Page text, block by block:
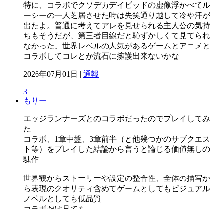
特に、コラボでクソデカデイビッドの虚像浮かべてル
ーシーの一人芝居させた時は失笑通り越して冷や汗が
出たよ。普通に考えてアレを見せられる主人公の気持
ちもそうだが、第三者目線だと恥ずかしくて見てられ
なかった。世界レベルの人気があるゲームとアニメと
コラボしてコレとか流石に擁護出来ないかな
2026年07月01日 | 通報
3
もりー
エッジランナーズとのコラボだったのでプレイしてみ
た
コラボ、1章中盤、3章前半（と他幾つかのサブクエス
ト等）をプレイした結論から言うと論じる価値無しの
駄作
世界観からストーリーや設定の整合性、全体の描写か
ら表現のクオリティ含めてゲームとしてもビジュアル
ノベルとしても低品質